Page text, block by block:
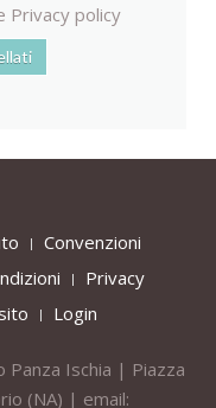
Privacy policy
Convenzioni
Privacy
Login
Ischia | Piazza
(NA) | email: